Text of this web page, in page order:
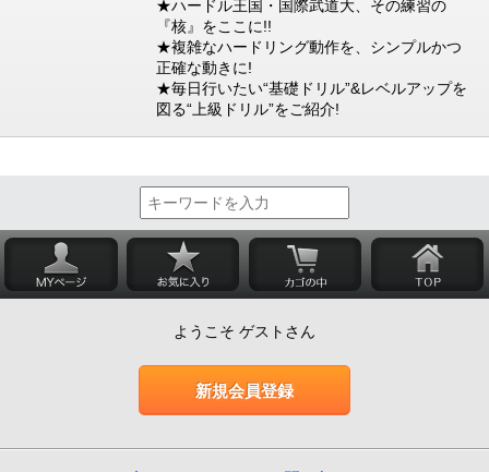
★ハードル王国・国際武道大、その練習の
『核』をここに!!
★複雑なハードリング動作を、シンプルかつ
正確な動きに!
★毎日行いたい“基礎ドリル”&レベルアップを
図る“上級ドリル”をご紹介!
ようこそ ゲストさん
新規会員登録